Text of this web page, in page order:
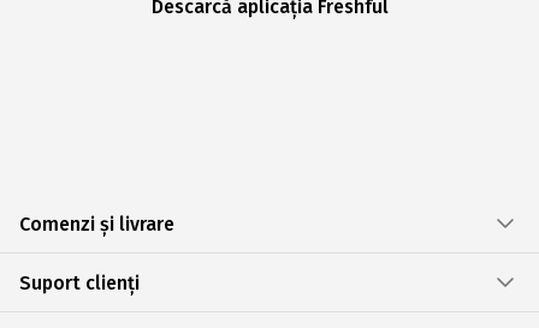
Descarcă aplicația Freshful
Comenzi și livrare
Suport clienți